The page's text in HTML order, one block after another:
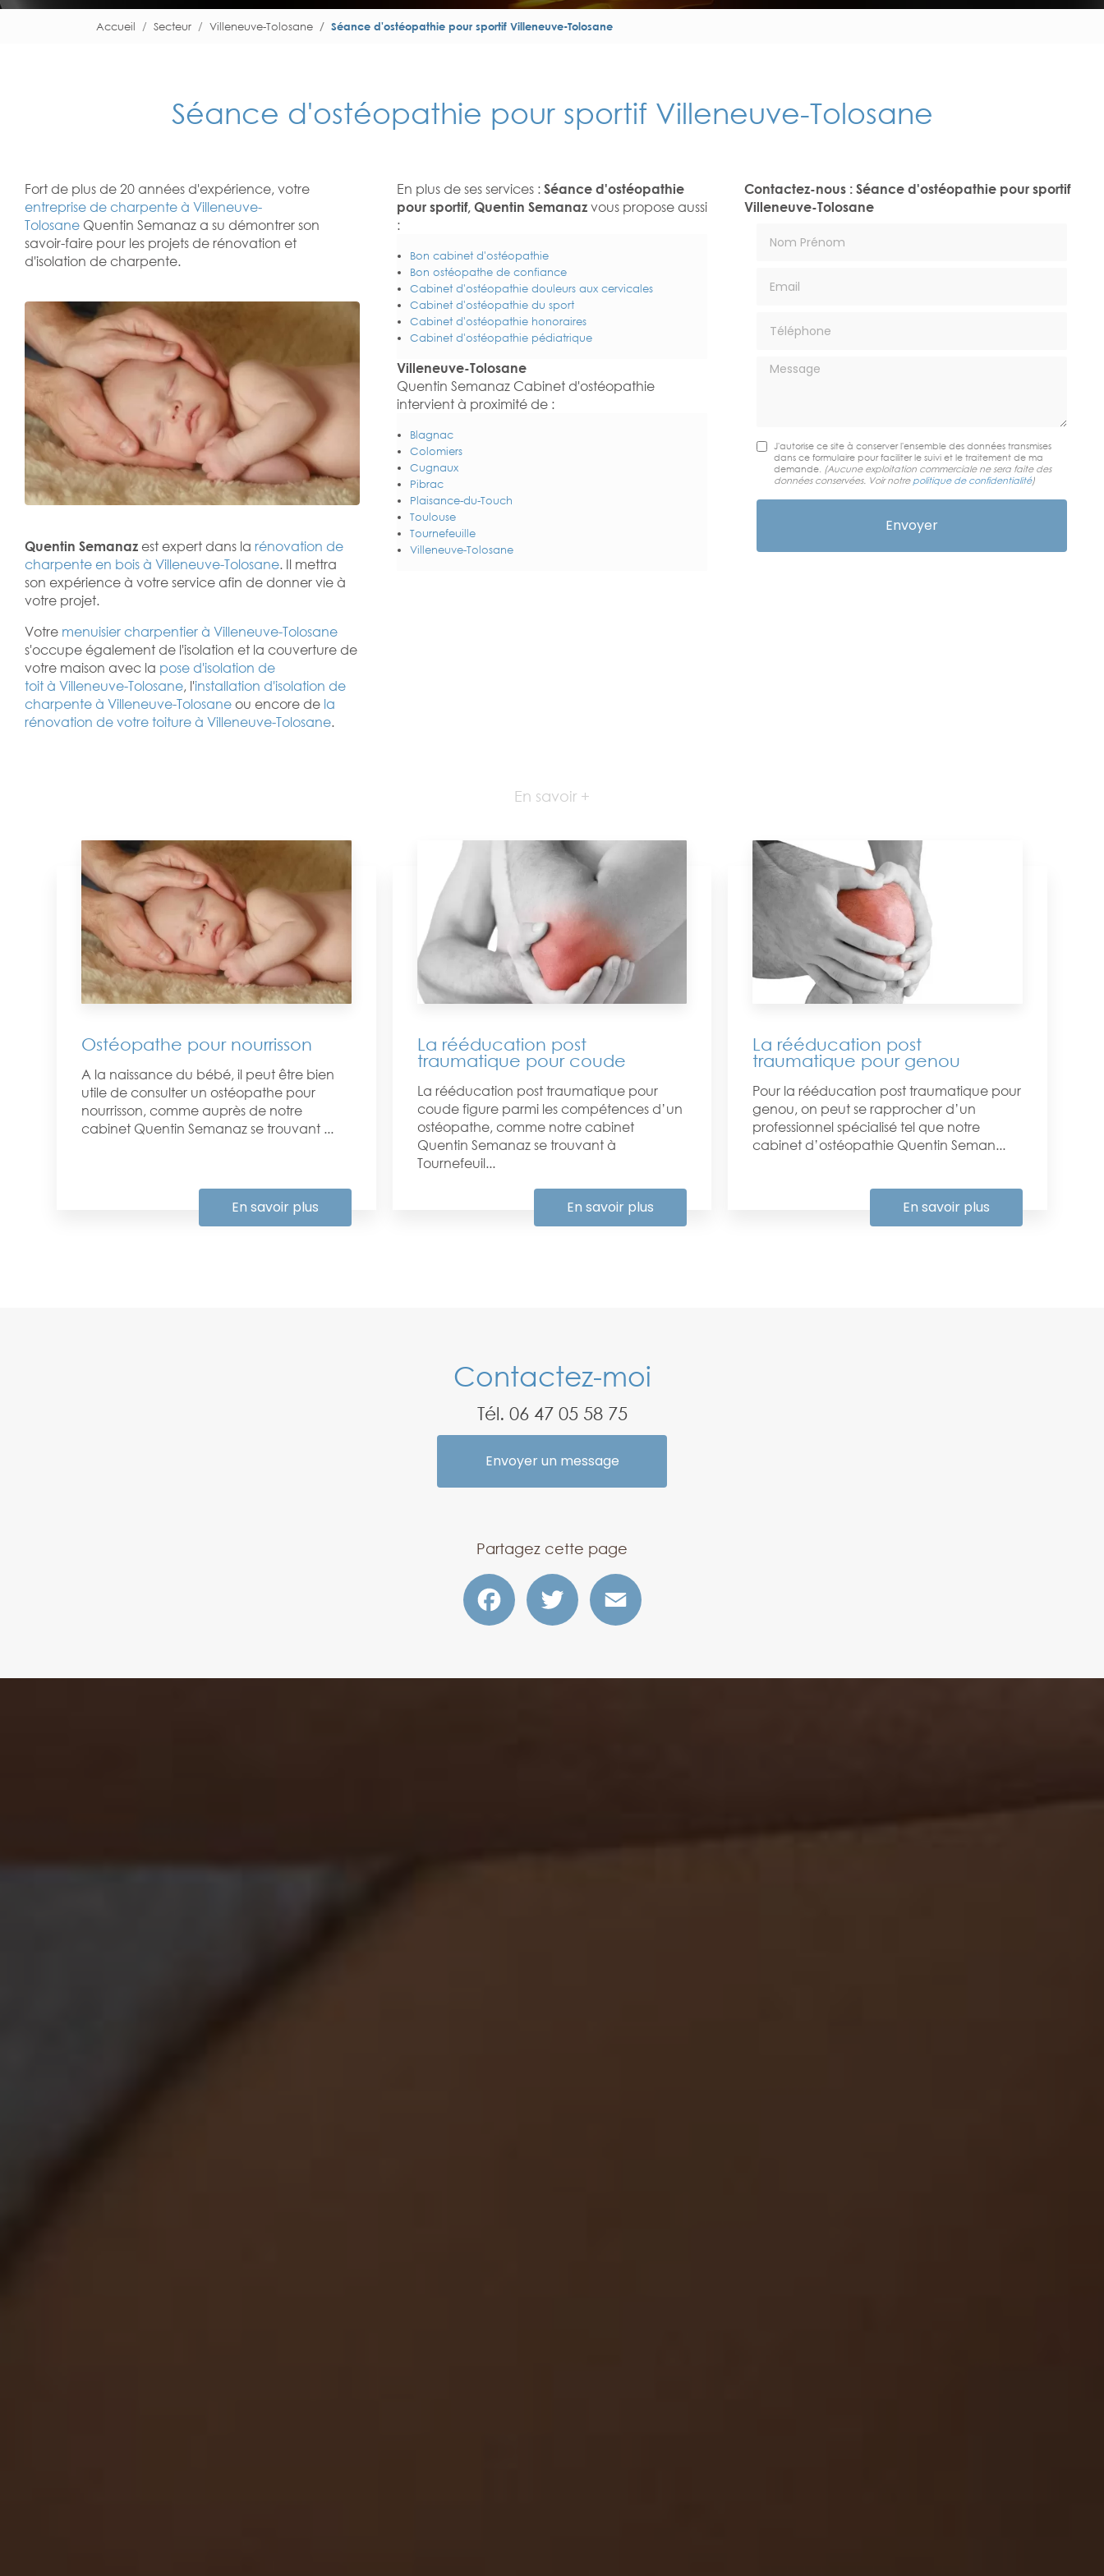
Accueil Secteur Villeneuve-Tolosane Séance d'ostéopathie pour sportif Villeneuve-Tolosane
Séance d'ostéopathie pour sportif Villeneuve-Tolosane
Fort de plus de 20 années d'expérience, votre
entreprise de charpente à Villeneuve-
Tolosane Quentin Semanaz a su démontrer son
savoir-faire pour les projets de rénovation et
d'isolation de charpente.
Quentin Semanaz est expert dans la rénovation de
charpente en bois à Villeneuve-Tolosane. Il mettra
son expérience à votre service afin de donner vie à
votre projet.
Votre menuisier charpentier à Villeneuve-Tolosane
s'occupe également de l'isolation et la couverture de
votre maison avec la pose d'isolation de
toit à Villeneuve-Tolosane, l'installation d'isolation de
charpente à Villeneuve-Tolosane ou encore de la
rénovation de votre toiture à Villeneuve-Tolosane.
En plus de ses services : Séance d'ostéopathie
pour sportif, Quentin Semanazvous propose aussi
:
Bon cabinet d'ostéopathie
Bon ostéopathe de confiance
Cabinet d'ostéopathie douleurs aux cervicales
Cabinet d'ostéopathie du sport
Cabinet d'ostéopathie honoraires
Cabinet d'ostéopathie pédiatrique
Villeneuve-Tolosane
Quentin Semanaz Cabinet d'ostéopathie
intervient à proximité de :
Blagnac
Colomiers
Cugnaux
Pibrac
Plaisance-du-Touch
Toulouse
Tournefeuille
Villeneuve-Tolosane
Contactez-nous : Séance d'ostéopathie pour sportif
Villeneuve-Tolosane
Message
J'autorise ce site à conserver l'ensemble des données transmises
dans ce formulaire pour faciliter le suivi et le traitement de ma
demande.
(Aucune exploitation commerciale ne sera faite des
données conservées. Voir notre politique de confidentialité)
En savoir +
Ostéopathe pour nourrisson
A la naissance du bébé, il peut être bien
utile de consulter un ostéopathe pour
nourrisson, comme auprès de notre
cabinet Quentin Semanaz se trouvant ...
En savoir plus
La rééducation post
traumatique pour coude
La rééducation post traumatique pour
coude figure parmi les compétences d’un
ostéopathe, comme notre cabinet
Quentin Semanaz se trouvant à
Tournefeuil...
En savoir plus
La rééducation post
traumatique pour genou
Pour la rééducation post traumatique pour
genou, on peut se rapprocher d’un
professionnel spécialisé tel que notre
cabinet d’ostéopathie Quentin Seman...
En savoir plus
Contactez-moi
Tél. 06 47 05 58 75
Envoyer un message
Partagez cette page
Facebook Twitter